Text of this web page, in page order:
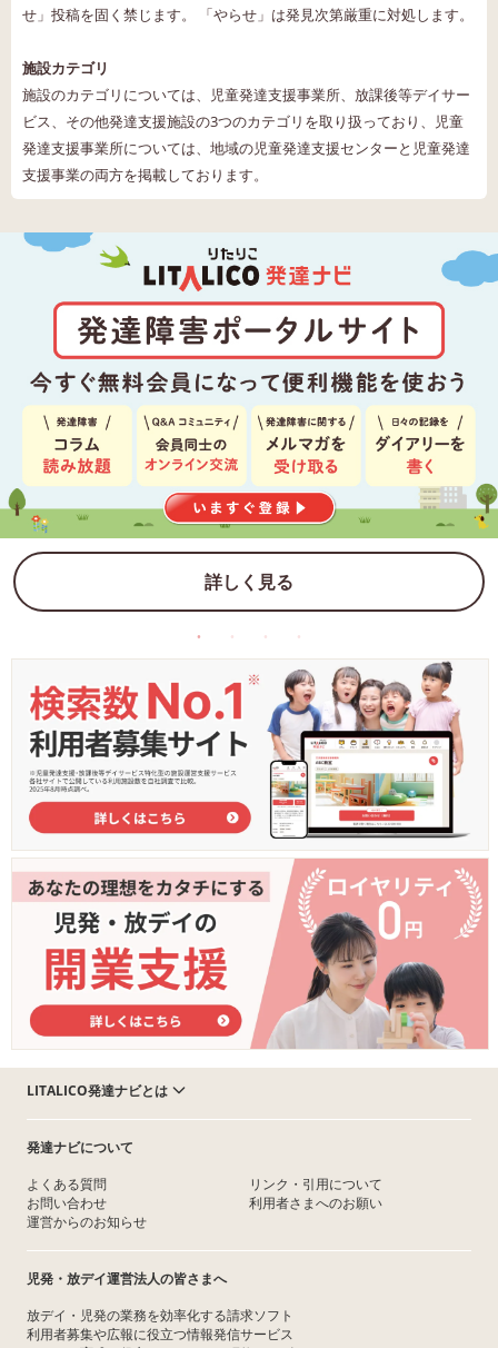
せ」投稿を固く禁じます。 「やらせ」は発見次第厳重に対処します。
施設カテゴリ
施設のカテゴリについては、児童発達支援事業所、放課後等デイサー
ビス、その他発達支援施設の3つのカテゴリを取り扱っており、児童
発達支援事業所については、地域の児童発達支援センターと児童発達
支援事業の両方を掲載しております。
詳しく見る
LITALICO発達ナビとは
発達ナビについて
よくある質問
お問い合わせ
運営からのお知らせ
リンク・引用について
利用者さまへのお願い
児発・放デイ運営法人の皆さまへ
放デイ・児発の業務を効率化する請求ソフト
利用者募集や広報に役立つ情報発信サービス